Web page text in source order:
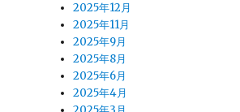
2025年12月
2025年11月
2025年9月
2025年8月
2025年6月
2025年4月